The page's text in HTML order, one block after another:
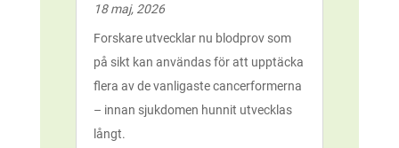
18 maj, 2026
Forskare utvecklar nu blodprov som
på sikt kan användas för att upptäcka
flera av de vanligaste cancerformerna
– innan sjukdomen hunnit utvecklas
långt.